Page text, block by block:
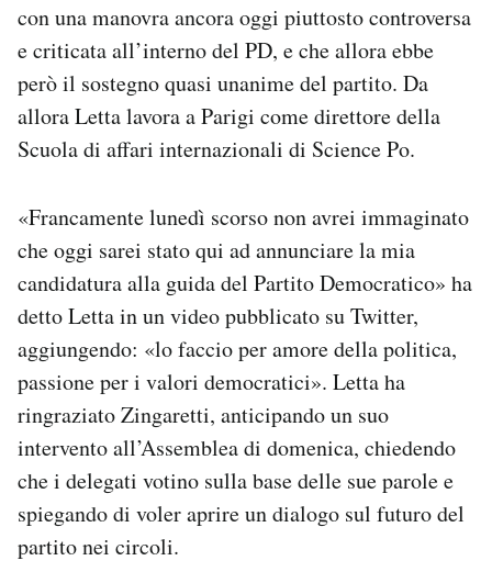
con una manovra ancora oggi piuttosto controversa
e criticata all’interno del PD, e che allora ebbe
però il sostegno quasi unanime del partito. Da
allora Letta lavora a Parigi come direttore della
Scuola di affari internazionali di Science Po.
«Francamente lunedì scorso non avrei immaginato
che oggi sarei stato qui ad annunciare la mia
candidatura alla guida del Partito Democratico» ha
detto Letta in un video pubblicato su Twitter,
aggiungendo: «lo faccio per amore della politica,
passione per i valori democratici». Letta ha
ringraziato Zingaretti, anticipando un suo
intervento all’Assemblea di domenica, chiedendo
che i delegati votino sulla base delle sue parole e
spiegando di voler aprire un dialogo sul futuro del
partito nei circoli.